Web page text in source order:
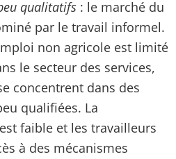
qualitatifs : le marché du
par le travail informel.
non agricole est limité
le secteur des services,
concentrent dans des
qualifiées. La
faible et les travailleurs
à des mécanismes